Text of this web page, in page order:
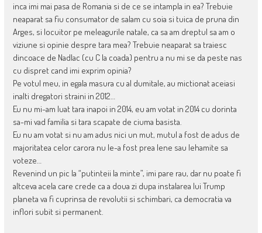
inca imi mai pasa de Romania si de ce se intampla in ea? Trebuie
neaparat sa fiu consumator de salam cu soia si tuica de pruna din
Arges, si locuitor pe meleagurile natale, ca sa am dreptul sa am o
viziune si opinie despre tara mea? Trebuie neaparat sa traiesc
dincoace de Nadlac (cu C la coada) pentru a nu mi se da peste nas
cu dispret cand imi exprim opinia?
Pe votul meu, in egala masura cu al dumitale, au mictionat aceiasi
inalti dregatori straini in 2012…
Eu nu mi-am luat tara inapoi in 2014, eu am votat in 2014 cu dorinta
sa-mi vad familia si tara scapate de ciuma basista.
Eu nu am votat si nu am adus nici un mut, mutul a fost de adus de
majoritatea celor carora nu le-a fost prea lene sau lehamite sa
voteze…
Revenind un pic la “putinteii la minte”, imi pare rau, dar nu poate fi
altceva acela care crede ca a doua zi dupa instalarea lui Trump
planeta va fi cuprinsa de revolutii si schimbari, ca democratia va
inflori subit si permanent.